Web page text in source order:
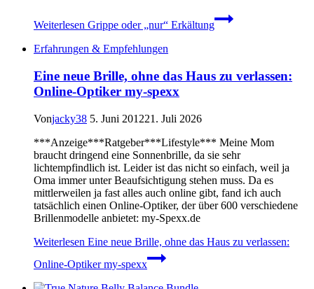
Weiterlesen Grippe oder „nur“ Erkältung
Erfahrungen & Empfehlungen
Eine neue Brille, ohne das Haus zu verlassen:
Online-Optiker my-spexx
Vonjacky38 5. Juni 201221. Juli 2026
***Anzeige***Ratgeber***Lifestyle*** Meine Mom
braucht dringend eine Sonnenbrille, da sie sehr
lichtempfindlich ist. Leider ist das nicht so einfach, weil ja
Oma immer unter Beaufsichtigung stehen muss. Da es
mittlerweilen ja fast alles auch online gibt, fand ich auch
tatsächlich einen Online-Optiker, der über 600 verschiedene
Brillenmodelle anbietet: my-Spexx.de
Weiterlesen Eine neue Brille, ohne das Haus zu verlassen:
Online-Optiker my-spexx